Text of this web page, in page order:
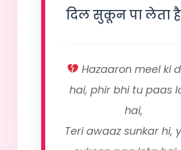
दिल सुकून पा लेता
Hazaaron meel ki
hai, phir bhi tu paas
hai,
Teri awaaz sunkar hi,